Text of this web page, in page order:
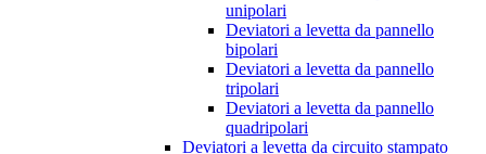
unipolari
Deviatori a levetta da pannello
bipolari
Deviatori a levetta da pannello
tripolari
Deviatori a levetta da pannello
quadripolari
Deviatori a levetta da circuito stampato